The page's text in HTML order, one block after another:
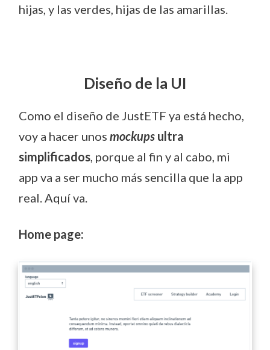
hijas, y las verdes, hijas de las amarillas.
Diseño de la UI
Como el diseño de JustETF ya está hecho,
voy a hacer unos mockups ultra
simplificados, porque al fin y al cabo, mi
app va a ser mucho más sencilla que la app
real. Aquí va.
Home page: